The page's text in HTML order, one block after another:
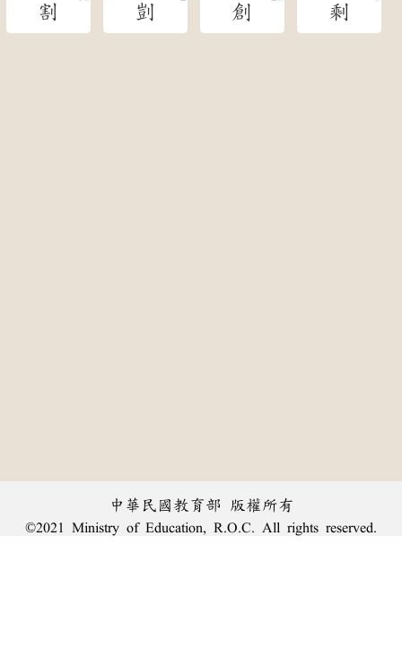
割 剴 創 剩
中華民國教育部 版權所有
©2021 Ministry of Education, R.O.C. All rights reserved.